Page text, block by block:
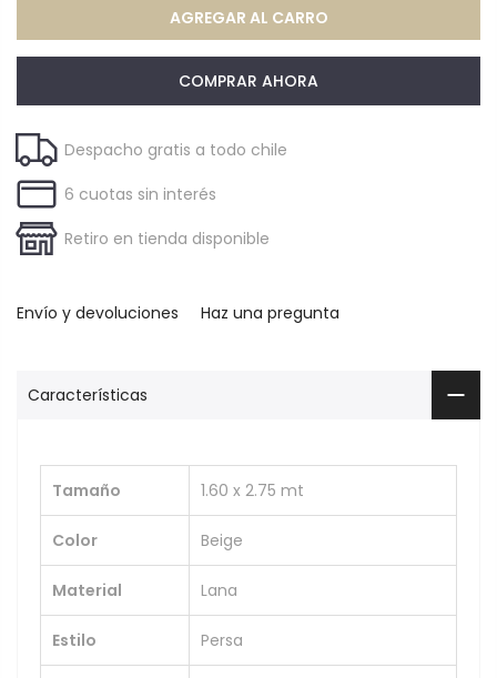
AGREGAR AL CARRO
COMPRAR AHORA
Despacho gratis a todo chile
6 cuotas sin interés
Retiro en tienda disponible
Envío y devoluciones Haz una pregunta
Características
Tamaño 1.60 x 2.75 mt
Color Beige
Material Lana
Estilo Persa